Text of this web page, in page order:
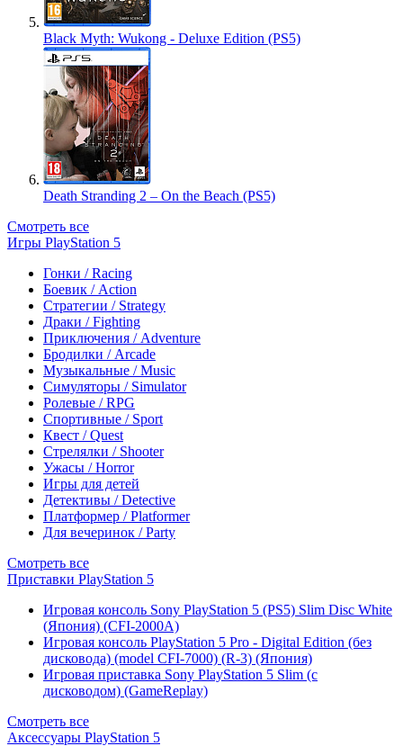
Black Myth: Wukong - Deluxe Edition (PS5)
Death Stranding 2 – On the Beach (PS5)
Смотреть все
Игры PlayStation 5
Гонки / Racing
Боевик / Action
Стратегии / Strategy
Драки / Fighting
Приключения / Adventure
Бродилки / Arcade
Музыкальные / Music
Симуляторы / Simulator
Ролевые / RPG
Спортивные / Sport
Квест / Quest
Стрелялки / Shooter
Ужасы / Horror
Игры для детей
Детективы / Detective
Платформер / Platformer
Для вечеринок / Party
Смотреть все
Приставки PlayStation 5
Игровая консоль Sony PlayStation 5 (PS5) Slim Disc White
(Япония) (CFI-2000A)
Игровая консоль PlayStation 5 Pro - Digital Edition (без
дисковода) (model CFI-7000) (R-3) (Япония)
Игровая приставка Sony PlayStation 5 Slim (с
дисководом) (GameReplay)
Смотреть все
Аксессуары PlayStation 5